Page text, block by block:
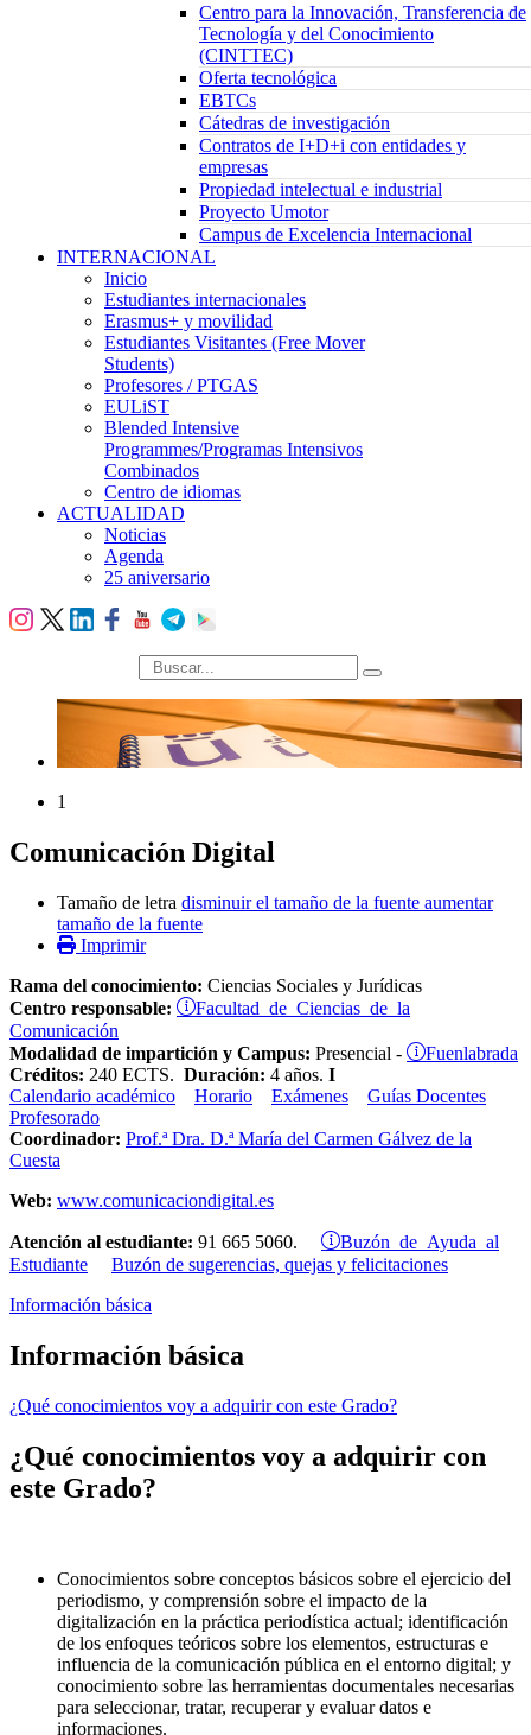
Centro para la Innovación, Transferencia de
Tecnología y del Conocimiento
(CINTTEC)
Oferta tecnológica
EBTCs
Cátedras de investigación
Contratos de I+D+i con entidades y
empresas
Propiedad intelectual e industrial
Proyecto Umotor
Campus de Excelencia Internacional
INTERNACIONAL
Inicio
Estudiantes internacionales
Erasmus+ y movilidad
Estudiantes Visitantes (Free Mover
Students)
Profesores / PTGAS
EULiST
Blended Intensive
Programmes/Programas Intensivos
Combinados
Centro de idiomas
ACTUALIDAD
Noticias
Agenda
25 aniversario
búsqueda
1
Comunicación Digital
Tamaño de letra disminuir el tamaño de la fuente aumentar
tamaño de la fuente
Imprimir
Rama del conocimiento: Ciencias Sociales y Jurídicas
Centro responsable:
Facultad de Ciencias de la
Comunicación
Modalidad de impartición y Campus: Presencial - Fuenlabrada
Créditos: 240 ECTS. Duración: 4 años. I
Calendario académico
Horario Exámenes
Guías Docentes
Profesorado
Coordinador: Prof.ª Dra. D.ª María del Carmen Gálvez de la
Cuesta
Web: www.comunicaciondigital.es
Atención al estudiante: 91 665 5060.
Buzón de Ayuda al
Estudiante
Buzón de sugerencias, quejas y felicitaciones
Información básica
Información básica
¿Qué conocimientos voy a adquirir con este Grado?
¿Qué conocimientos voy a adquirir con
este Grado?
Conocimientos sobre conceptos básicos sobre el ejercicio del
periodismo, y comprensión sobre el impacto de la
digitalización en la práctica periodística actual; identificación
de los enfoques teóricos sobre los elementos, estructuras e
influencia de la comunicación pública en el entorno digital; y
conocimiento sobre las herramientas documentales necesarias
para seleccionar, tratar, recuperar y evaluar datos e
informaciones.